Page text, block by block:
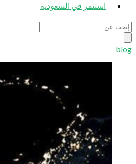
استثمر في السعودية
blog